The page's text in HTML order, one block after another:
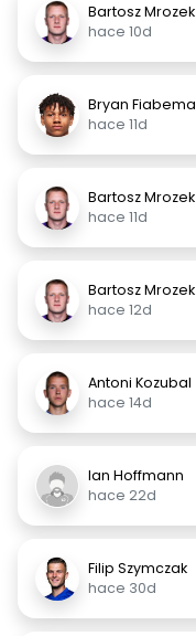
Bartosz Mrozek
hace 10d
Bryan Fiabema
hace 11d
Bartosz Mrozek
hace 11d
Bartosz Mrozek
hace 12d
Antoni Kozubal
hace 14d
Ian Hoffmann
hace 22d
Filip Szymczak
hace 30d